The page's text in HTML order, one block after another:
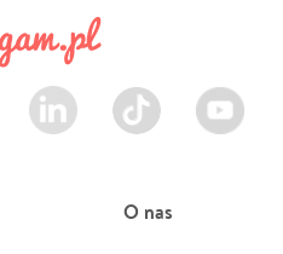
LinkedIn TikTok Youtube
O nas